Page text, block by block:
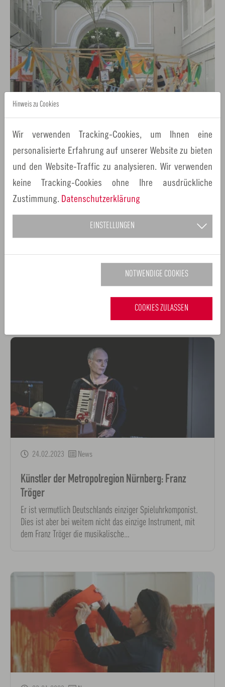
La Arca de las cosas (Foto: ushi f / Walter Gramming)
Verwandte Links
Alle bisher ausgezeichneten KünstlerInnen der
24.02.2023 News
Künstler der Metropolregion Nürnberg: Franz
Tröger
Er ist vermutlich Deutschlands einziger Spieluhrkomponist.
Dies ist aber bei weitem nicht das einzige Instrument, mit
dem Franz Tröger die musikalische…
Hinweis zu Cookies
Wir verwenden Tracking-Cookies, um Ihnen eine
personalisierte Erfahrung auf unserer Website zu bieten
und den Website-Traffic zu analysieren. Wir verwenden
keine Tracking-Cookies ohne Ihre ausdrückliche
Zustimmung. Datenschutzerklärung
EINSTELLUNGEN
NOTWENDIGE COOKIES
COOKIES ZULASSEN